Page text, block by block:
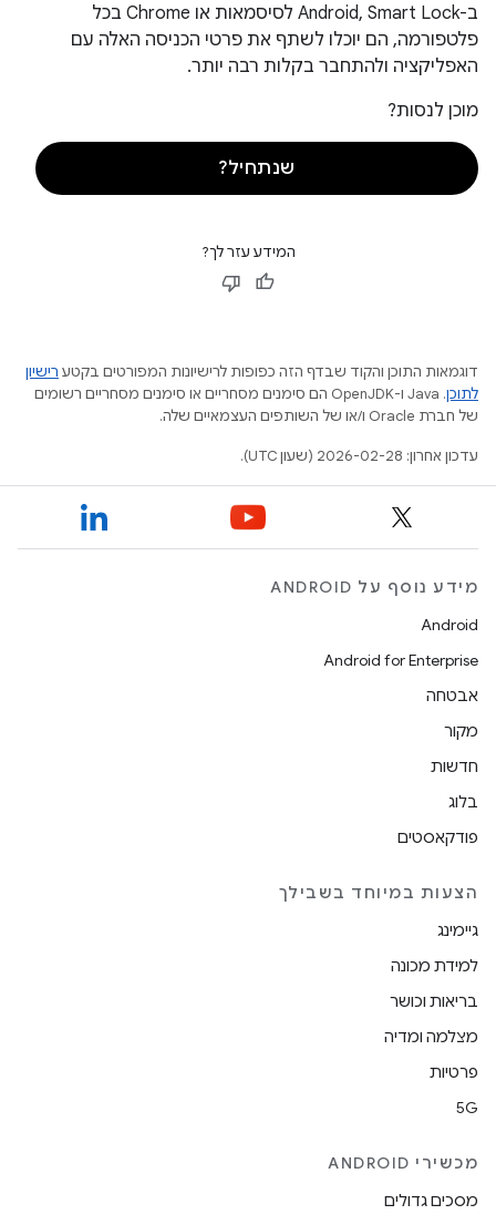
ב-Android, Smart Lock לסיסמאות או Chrome בכל
פלטפורמה, הם יוכלו לשתף את פרטי הכניסה האלה עם
האפליקציה ולהתחבר בקלות רבה יותר.
מוכן לנסות?
שנתחיל?
המידע עזר לך?
דוגמאות התוכן והקוד שבדף הזה כפופות לרישיונות המפורטים בקטע רישיון
לתוכן
.‏ Java ו-OpenJDK הם סימנים מסחריים או סימנים מסחריים רשומים
של חברת Oracle ו/או של השותפים העצמאיים שלה.
עדכון אחרון: 2026-02-28 (שעון UTC).
מידע נוסף על ANDROID
Android
Android for Enterprise
אבטחה
מקור
חדשות
בלוג
פודקאסטים
הצעות במיוחד בשבילך
גיימינג
למידת מכונה
בריאות וכושר
מצלמה ומדיה
פרטיות
5G
מכשירי ANDROID
מסכים גדולים